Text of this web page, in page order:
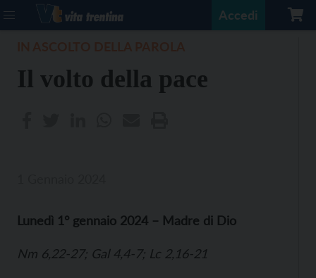
Accedi
Il volto della pace
Lunedì 1° gennaio 2024 – Madre di Dio
Nm 6,22-27; Gal 4,4-7; Lc 2,16-21